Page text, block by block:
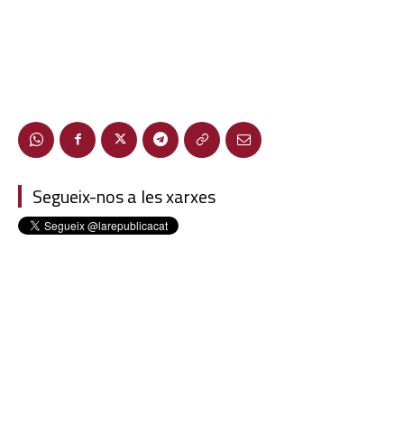
Segueix-nos a les xarxes